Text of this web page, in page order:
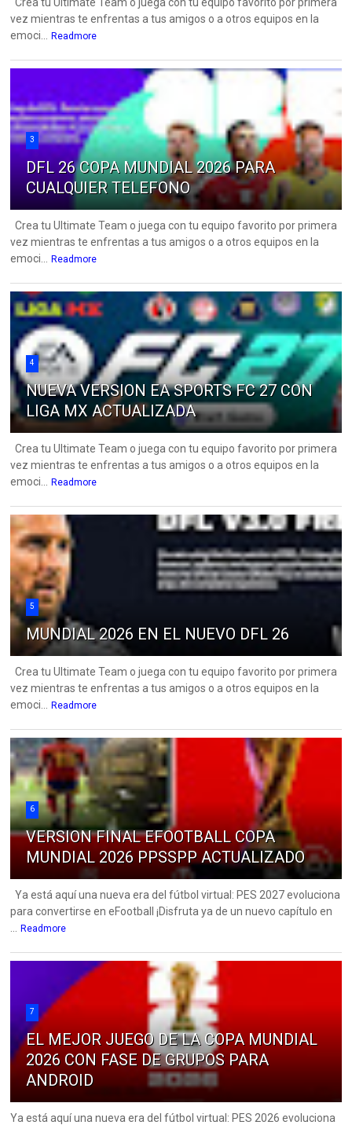
vez mientras te enfrentas a tus amigos o a otros equipos en la
emoci...
Readmore
3
DFL 26 COPA MUNDIAL 2026 PARA
CUALQUIER TELEFONO
Crea tu Ultimate Team o juega con tu equipo favorito por primera
vez mientras te enfrentas a tus amigos o a otros equipos en la
emoci...
Readmore
4
NUEVA VERSION EA SPORTS FC 27 CON
LIGA MX ACTUALIZADA
Crea tu Ultimate Team o juega con tu equipo favorito por primera
vez mientras te enfrentas a tus amigos o a otros equipos en la
emoci...
Readmore
5
MUNDIAL 2026 EN EL NUEVO DFL 26
Crea tu Ultimate Team o juega con tu equipo favorito por primera
vez mientras te enfrentas a tus amigos o a otros equipos en la
emoci...
Readmore
6
VERSION FINAL EFOOTBALL COPA
MUNDIAL 2026 PPSSPP ACTUALIZADO
Ya está aquí una nueva era del fútbol virtual: PES 2027 evoluciona
para convertirse en eFootball ¡Disfruta ya de un nuevo capítulo en
Readmore
7
EL MEJOR JUEGO DE LA COPA MUNDIAL
2026 CON FASE DE GRUPOS PARA
ANDROID
Ya está aquí una nueva era del fútbol virtual: PES 2026 evoluciona